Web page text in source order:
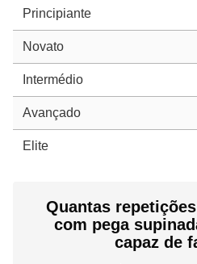
Principiante
Novato
Intermédio
Avançado
Elite
Quantas
com pega
capaz de